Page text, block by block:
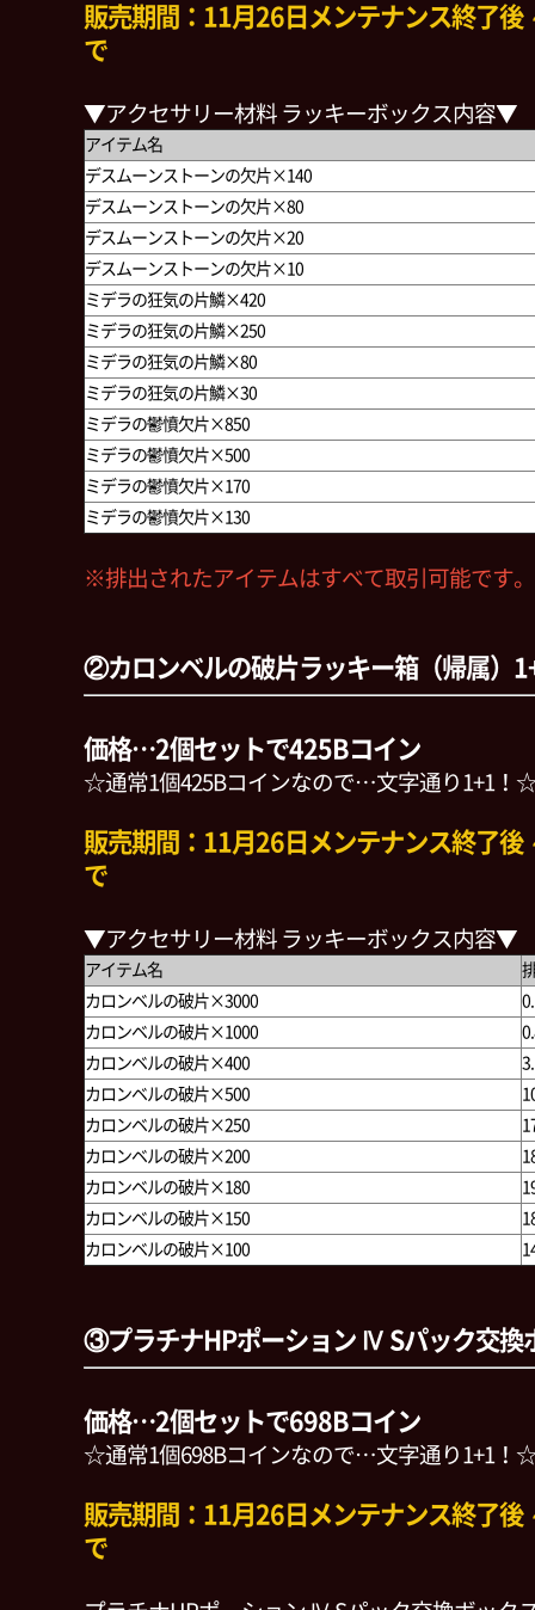
販売期間：11月26日メンテナンス終了後
で
▼アクセサリー材料 ラッキーボックス内容▼
アイテム名
デスムーンストーンの欠片×140
デスムーンストーンの欠片×80
デスムーンストーンの欠片×20
デスムーンストーンの欠片×10
ミデラの狂気の片鱗×420
ミデラの狂気の片鱗×250
ミデラの狂気の片鱗×80
ミデラの狂気の片鱗×30
ミデラの鬱憤欠片×850
ミデラの鬱憤欠片×500
ミデラの鬱憤欠片×170
ミデラの鬱憤欠片×130
※排出されたアイテムはすべて取引可能です。
②カロンベルの破片ラッキー箱（帰属）
価格…2個セットで425Bコイン
☆通常1個425Bコインなので…文字通り1+1！
販売期間：11月26日メンテナンス終了後
で
▼アクセサリー材料 ラッキーボックス内容▼
アイテム名
カロンベルの破片×3000
カロンベルの破片×1000
カロンベルの破片×400
カロンベルの破片×500
カロンベルの破片×250
カロンベルの破片×200
カロンベルの破片×180
カロンベルの破片×150
カロンベルの破片×100
③プラチナHPポーション Ⅳ Sパック交換
価格…2個セットで698Bコイン
☆通常1個698Bコインなので…文字通り1+1！
販売期間：11月26日メンテナンス終了後
で